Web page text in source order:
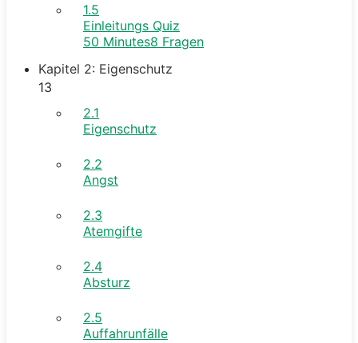
1.5
Einleitungs Quiz
50 Minutes8 Fragen
Kapitel 2: Eigenschutz
13
2.1
Eigenschutz
2.2
Angst
2.3
Atemgifte
2.4
Absturz
2.5
Auffahrunfälle